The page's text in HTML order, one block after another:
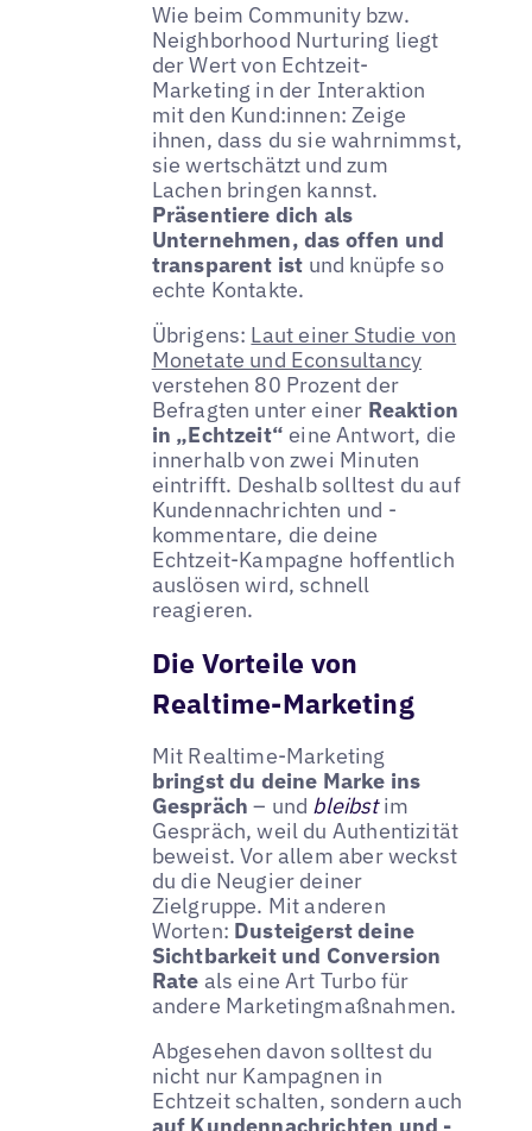
Wie beim Community bzw.
Neighborhood Nurturing liegt
der Wert von Echtzeit-
Marketing in der Interaktion
mit den Kund:innen: Zeige
ihnen, dass du sie wahrnimmst,
sie wertschätzt und zum
Lachen bringen kannst.
Präsentiere dich als
Unternehmen, das offen und
transparent ist und knüpfe so
echte Kontakte.
Übrigens: Laut einer Studie von
Monetate und Econsultancy
verstehen 80 Prozent der
Befragten unter einer Reaktion
in „Echtzeit“ eine Antwort, die
innerhalb von zwei Minuten
eintrifft. Deshalb solltest du auf
Kundennachrichten und -
kommentare, die deine
Echtzeit-Kampagne hoffentlich
auslösen wird, schnell
reagieren.
Die Vorteile von
Realtime-Marketing
Mit Realtime-Marketing
bringst du deine Marke ins
Gespräch – und bleibstim
Gespräch, weil du Authentizität
beweist. Vor allem aber weckst
du die Neugier deiner
Zielgruppe. Mit anderen
Worten: Dusteigerst deine
Sichtbarkeit und Conversion
Rate als eine Art Turbo für
andere Marketingmaßnahmen.
Abgesehen davon solltest du
nicht nur Kampagnen in
Echtzeit schalten, sondern auch
auf Kundennachrichten und -